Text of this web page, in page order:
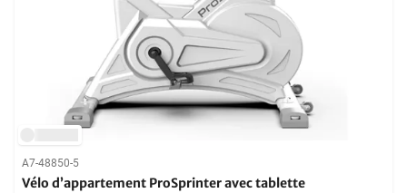
A7-48850-5
Vélo d’appartement ProSprinter avec tablette